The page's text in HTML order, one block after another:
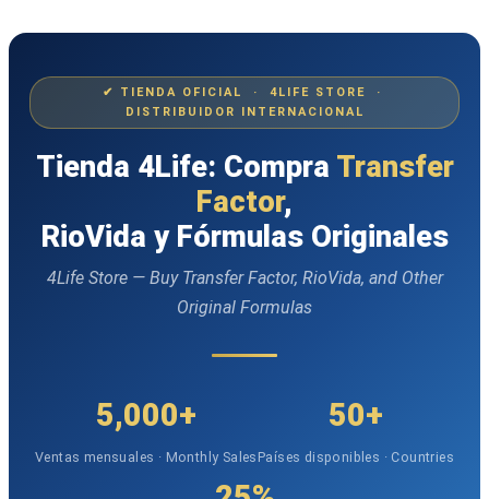
✔ TIENDA OFICIAL · 4LIFE STORE ·
DISTRIBUIDOR INTERNACIONAL
Tienda 4Life: Compra Transfer
Factor,
RioVida y Fórmulas Originales
4Life Store — Buy Transfer Factor, RioVida, and Other
Original Formulas
5,000+
Ventas mensuales · Monthly Sales
50+
Países disponibles · Countries